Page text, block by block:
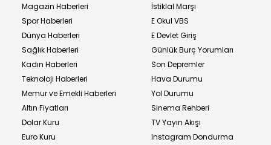
Magazin Haberleri
Spor Haberleri
Dünya Haberleri
Sağlık Haberleri
Kadın Haberleri
Teknoloji Haberleri
Memur ve Emekli Haberleri
Altın Fiyatları
Dolar Kuru
Euro Kuru
İstiklal Marşı
E Okul VBS
E Devlet Giriş
Günlük Burç Yorumları
Son Depremler
Hava Durumu
Yol Durumu
Sinema Rehberi
TV Yayın Akışı
Instagram Dondurma